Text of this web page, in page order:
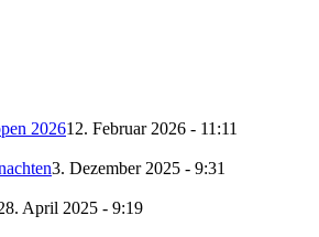
202612. Februar 2026 - 11:11
3. Dezember 2025 - 9:31
April 2025 - 9:19